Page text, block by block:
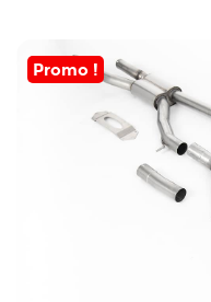
Promo !